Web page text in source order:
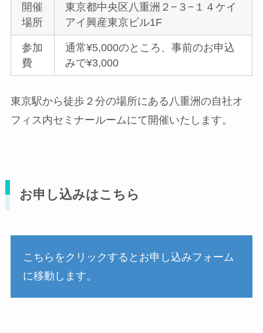
開催
場所
東京都中央区八重洲２−３−１４ケイ
アイ興産東京ビル1F
参加
費
通常¥5,000のところ、事前のお申込
みで¥3,000
東京駅から徒歩２分の場所にある八重洲の自社オ
フィス内セミナールームにて開催いたします。
お申し込みはこちら
こちらをクリックするとお申し込みフォーム
に移動します。